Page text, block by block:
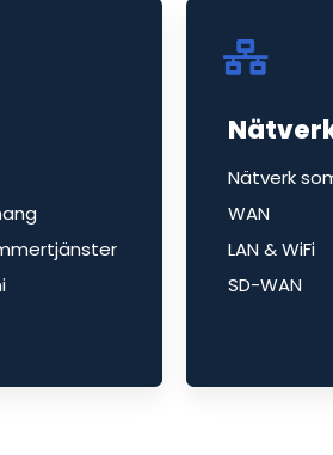
Nätverk
WAN
LAN & WiFi
SD-WAN